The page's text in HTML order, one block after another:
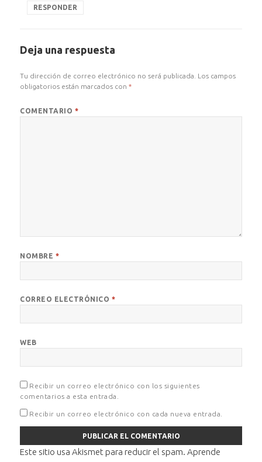
RESPONDER
Deja una respuesta
Tu dirección de correo electrónico no será publicada.
Los campos
obligatorios están marcados con*
COMENTARIO *
NOMBRE *
CORREO ELECTRÓNICO *
WEB
Recibir un correo electrónico con los siguientes
comentarios a esta entrada.
Recibir un correo electrónico con cada nueva entrada.
Este sitio usa Akismet para reducir el spam.Aprende